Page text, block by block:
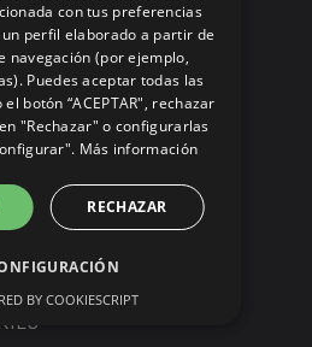
con tus preferencias
perfil elaborado a partir de
navegación (por ejemplo,
Puedes aceptar todas las
botón “ACEPTAR", rechazar
"Rechazar" o configurarlas
Más información
RECHAZAR
BY COOKIESCRIPT